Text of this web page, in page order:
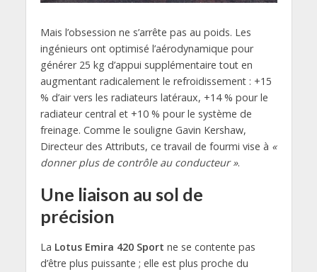
Mais l’obsession ne s’arrête pas au poids. Les
ingénieurs ont optimisé l’aérodynamique pour
générer 25 kg d’appui supplémentaire tout en
augmentant radicalement le refroidissement : +15
% d’air vers les radiateurs latéraux, +14 % pour le
radiateur central et +10 % pour le système de
freinage. Comme le souligne Gavin Kershaw,
Directeur des Attributs, ce travail de fourmi vise à «
donner plus de contrôle au conducteur ».
Une liaison au sol de
précision
La Lotus Emira 420 Sport ne se contente pas
d’être plus puissante ; elle est plus proche du